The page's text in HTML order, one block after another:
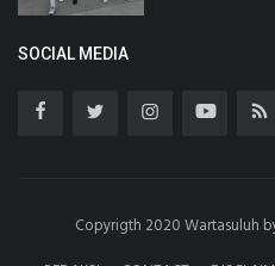
SOCIAL MEDIA
Copyrigth 2020 Wartasuluh